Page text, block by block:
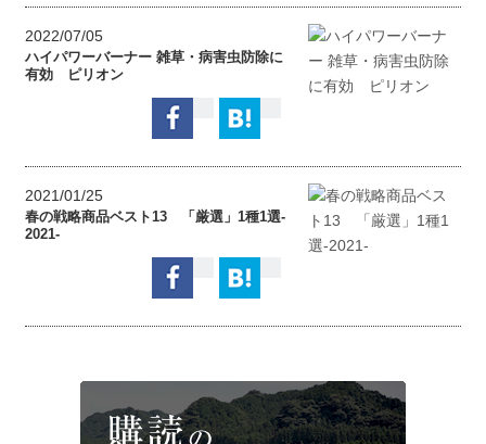
2022/07/05
ハイパワーバーナー 雑草・病害虫防除に
有効 ピリオン
2021/01/25
春の戦略商品ベスト13 「厳選」1種1選-
2021-